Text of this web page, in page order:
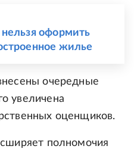
оформить
жилье
очередные
увеличена
оценщиков.
полномочия